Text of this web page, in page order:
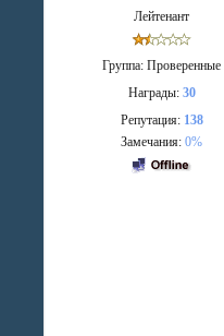
Лейтенант
Группа: Проверенные
Награды: 30
Репутация: 138
Замечания:0%